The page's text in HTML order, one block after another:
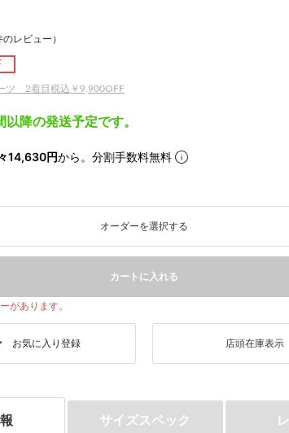
のレビュー）
ツ 2着目税込￥9,900OFF
降の発送予定です。
14,630円から。分割手数料無料
オーダーを選択する
カートに入れる
があります。
店頭在庫表示
サイズスペック